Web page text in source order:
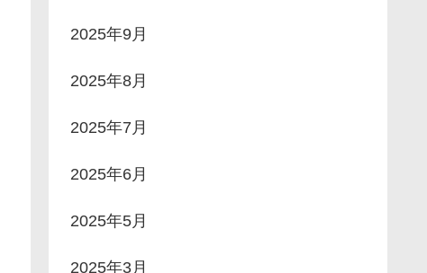
2025年9月
2025年8月
2025年7月
2025年6月
2025年5月
2025年3月